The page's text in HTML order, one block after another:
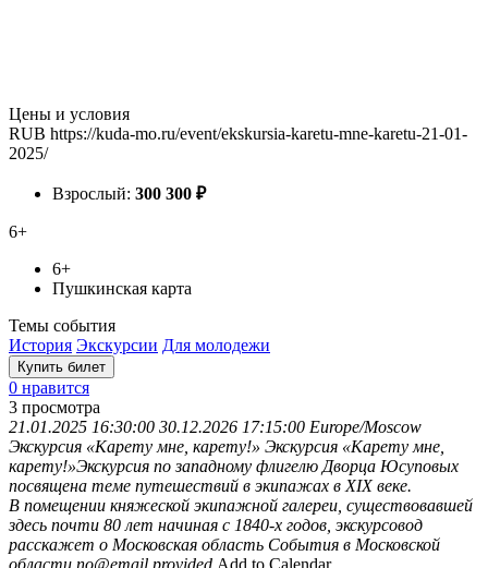
Цены и условия
RUB https://kuda-mo.ru/event/ekskursia-karetu-mne-karetu-21-01-
2025/
Взрослый: 300 300 ₽
6+
6+
Пушкинская карта
Темы события
История Экскурсии Для молодежи
Купить билет
0 нравится
3 просмотра
21.01.2025 16:30:00 30.12.2026 17:15:00 Europe/Moscow
Экскурсия «Карету мне, карету!» Экскурсия «Карету мне,
карету!»Экскурсия по западному флигелю Дворца Юсуповых
посвящена теме путешествий в экипажах в XIX веке.
В помещении княжеской экипажной галереи, существовавшей
здесь почти 80 лет начиная с 1840-х годов, экскурсовод
расскажет о Московская область События в Московской